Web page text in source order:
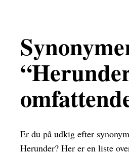
Er du på udkig efter
Herunder? Her er en liste